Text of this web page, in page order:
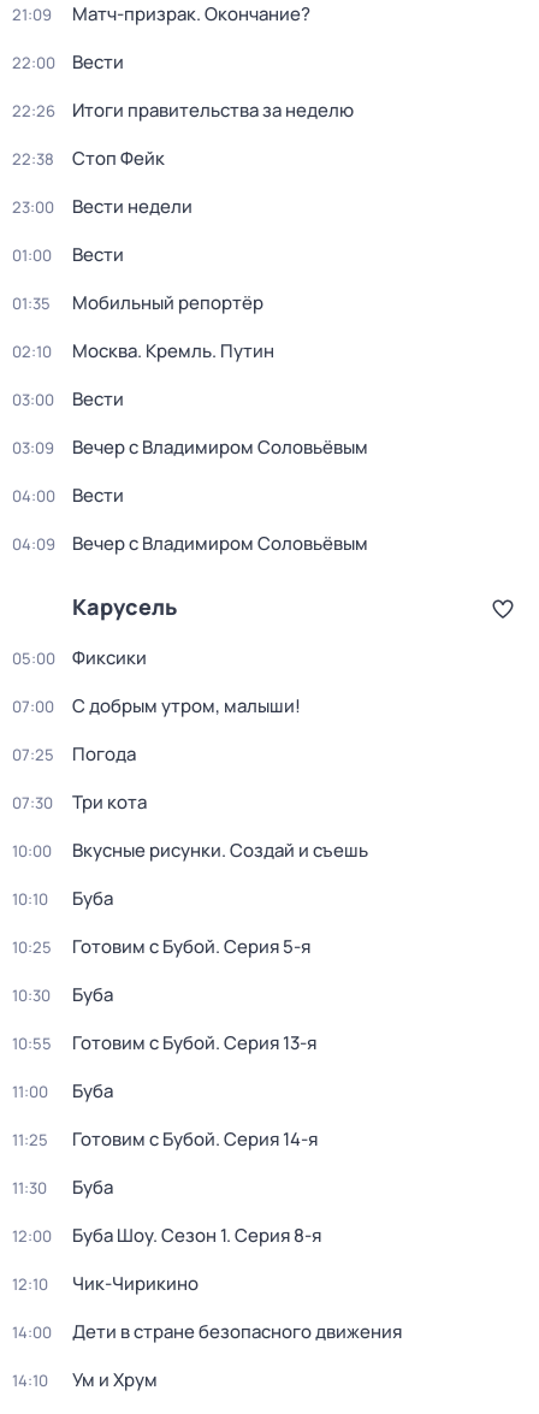
21:09 Матч-призрак. Окончание?
22:00 Вести
22:26 Итоги правительства за неделю
22:38 Стоп Фейк
23:00 Вести недели
01:00 Вести
01:35 Мобильный репортёр
02:10 Москва. Кремль. Путин
03:00 Вести
03:09 Вечер с Владимиром Соловьёвым
04:00 Вести
04:09 Вечер с Владимиром Соловьёвым
Карусель
05:00 Фиксики
07:00 С добрым утром, малыши!
07:25 Погода
07:30 Три кота
10:00 Вкусные рисунки. Создай и съешь
10:10 Буба
10:25 Готовим с Бубой. Серия 5-я
10:30 Буба
10:55 Готовим с Бубой. Серия 13-я
11:00 Буба
11:25 Готовим с Бубой. Серия 14-я
11:30 Буба
12:00 Буба Шоу. Сезон 1. Серия 8-я
12:10 Чик-Чирикино
14:00 Дети в стране безопасного движения
14:10 Ум и Хрум